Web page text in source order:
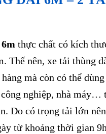
thực chất có kích
Thế nên, xe tải thùng
mà còn có thể
nghiệp, nhà
Do có trọng tải lớn
từ khoảng thời gian